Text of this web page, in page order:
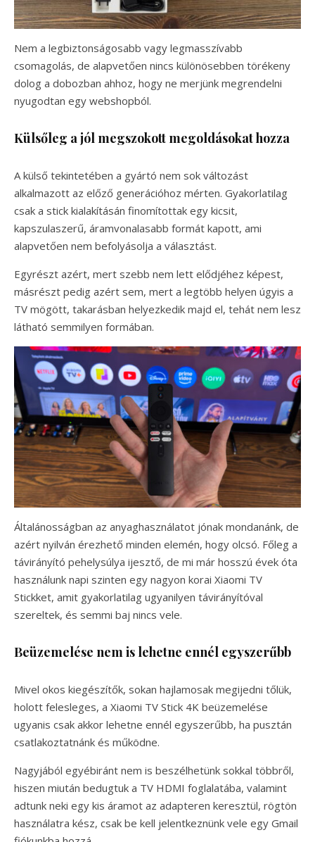
Nem a legbiztonságosabb vagy legmasszívabb
csomagolás, de alapvetően nincs különösebben törékeny
dolog a dobozban ahhoz, hogy ne merjünk megrendelni
nyugodtan egy webshopból.
Külsőleg a jól megszokott megoldásokat hozza
A külső tekintetében a gyártó nem sok változást
alkalmazott az előző generációhoz mérten. Gyakorlatilag
csak a stick kialakításán finomítottak egy kicsit,
kapszulaszerű, áramvonalasabb formát kapott, ami
alapvetően nem befolyásolja a választást.
Egyrészt azért, mert szebb nem lett elődjéhez képest,
másrészt pedig azért sem, mert a legtöbb helyen úgyis a
TV mögött, takarásban helyezkedik majd el, tehát nem lesz
látható semmilyen formában.
Általánosságban az anyaghasználatot jónak mondanánk, de
azért nyilván érezhető minden elemén, hogy olcsó. Főleg a
távirányító pehelysúlya ijesztő, de mi már hosszú évek óta
használunk napi szinten egy nagyon korai Xiaomi TV
Stickket, amit gyakorlatilag ugyanilyen távirányítóval
szereltek, és semmi baj nincs vele.
Beüzemelése nem is lehetne ennél egyszerűbb
Mivel okos kiegészítők, sokan hajlamosak megijedni tőlük,
holott felesleges, a Xiaomi TV Stick 4K beüzemelése
ugyanis csak akkor lehetne ennél egyszerűbb, ha pusztán
csatlakoztatnánk és működne.
Nagyjából egyébiránt nem is beszélhetünk sokkal többről,
hiszen miután bedugtuk a TV HDMI foglalatába, valamint
adtunk neki egy kis áramot az adapteren keresztül, rögtön
használatra kész, csak be kell jelentkeznünk vele egy Gmail